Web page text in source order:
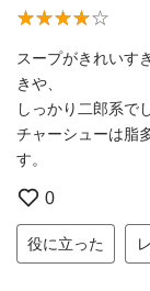
スープがきれいす
きや、
しっかり二郎系で
チャーシューは脂
す。
0
役に立った